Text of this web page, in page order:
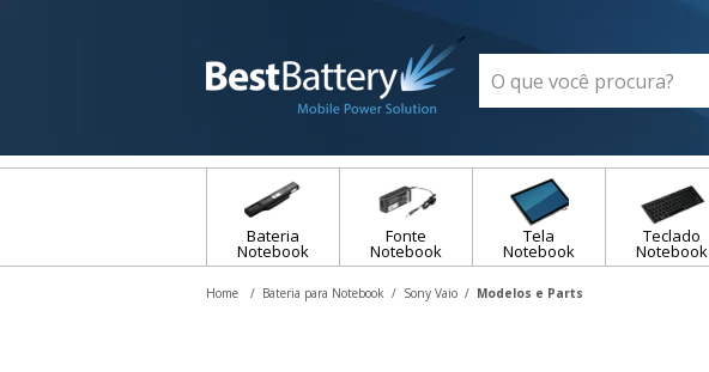
Bateria
Notebook
Fonte
Notebook
Tela
Notebook
Teclado
Notebook
Bateria para Notebook Sony Vaio Modelos e Parts